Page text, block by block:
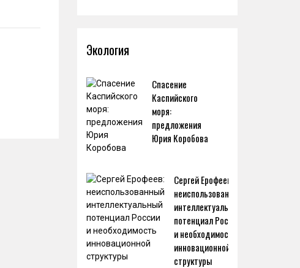
Экология
Спасение
Каспийского
моря:
предложения
Юрия Коробова
Сергей Ерофеев:
неиспользованный
интеллектуальный
потенциал России
и необходимость
инновационной
структуры